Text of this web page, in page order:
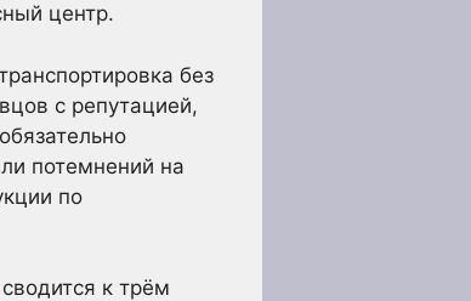
центр.
без
с репутацией,
потемнений на
по
сводится к трём